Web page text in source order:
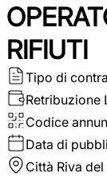
RIFIUTI
Tipo di
Retribuzione
Codice
Data di
Città Riva del